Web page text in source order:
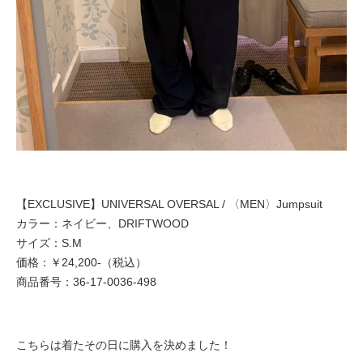
【EXCLUSIVE】UNIVERSAL OVERSAL / 〈MEN〉Jumpsuit
カラー：ネイビー、DRIFTWOOD
サイズ：S.M
価格：￥24,200-（税込）
商品番号：36-17-0036-498
こちらは着たその日に購入を決めました！